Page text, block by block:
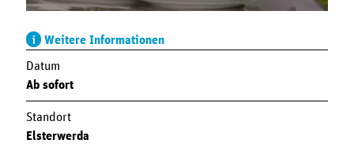
Weitere Informationen
Datum
Ab sofort
Standort
Elsterwerda